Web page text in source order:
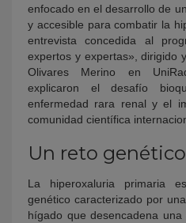
enfocado en el desarrollo de
y accesible para combatir la
entrevista concedida al
expertos y expertas», dirigido
Olivares Merino en
explicaron el desafío
enfermedad rara renal y el
comunidad científica
Un reto
La hiperoxaluria primaria
genético caracterizado por
hígado que desencadena